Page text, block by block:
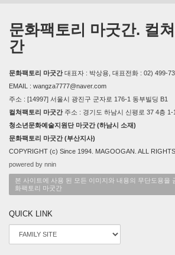
문화팩토리 마굿간. 컬
간
문화팩토리 마굿간대표자 : 박상용, 대표전화 : 02) 499-
EMAIL : wangza7777@naver.com
주소 : [14997] 서울시 광진구 군자로 176-1 동부빌딩 B1
컬쳐팩토리 마굿간주소 : 경기도 하남시 신평로 37 4층 1-
청소년문화예술지원단 마굿간 (하남시 소재)
문화팩토리 마굿간 (부산지사)
COPYRIGHT (c) Since 1994. MAGOOGAN. ALL
powered by nnin
본 사이트에 사용 된 모든 이미지와 내용의 무단도용을
화팩토리 마굿간
QUICK LINK